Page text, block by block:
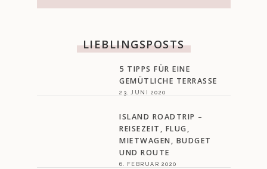
LIEBLINGSPOSTS
5 TIPPS FÜR EINE
GEMÜTLICHE TERRASSE
23. JUNI 2020
ISLAND ROADTRIP –
REISEZEIT, FLUG,
MIETWAGEN, BUDGET
UND ROUTE
6. FEBRUAR 2020